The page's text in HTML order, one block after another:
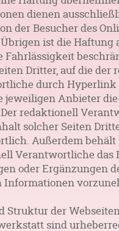
dienen
der Be­sucher des
Übrigen ist die Haf­tung
Fahr­lässig­keit
Dritter, auf die der
durch Hyper­link
jewei­ligen Anbie­ter
redaktionell
solcher Sei­ten
Außer­dem behält
Verant­wortliche das
oder Ergän­zungen
Informa­tionen
Struktur der
sind